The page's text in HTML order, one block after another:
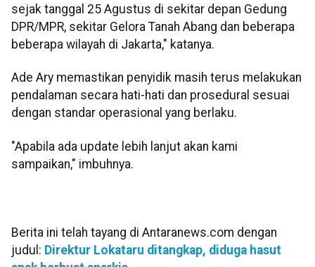
sejak tanggal 25 Agustus di sekitar depan Gedung
DPR/MPR, sekitar Gelora Tanah Abang dan beberapa
beberapa wilayah di Jakarta," katanya.
Ade Ary memastikan penyidik masih terus melakukan
pendalaman secara hati-hati dan prosedural sesuai
dengan standar operasional yang berlaku.
"Apabila ada update lebih lanjut akan kami
sampaikan," imbuhnya.
Berita ini telah tayang di Antaranews.com dengan
judul: Direktur Lokataru ditangkap, diduga hasut